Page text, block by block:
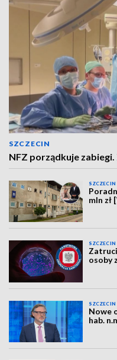
SZCZECIN
NFZ porządkuje
SZCZECIN
mln zł
SZCZECIN
osoby
SZCZECIN
Nowe
hab.